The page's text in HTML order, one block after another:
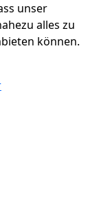
unser
alles zu
können.